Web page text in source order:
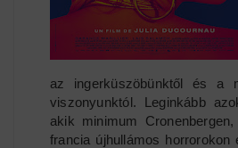
az ingerküszöbünktől és a
viszonyunktól. Leginkább
akik minimum
francia újhullámos horrorokon